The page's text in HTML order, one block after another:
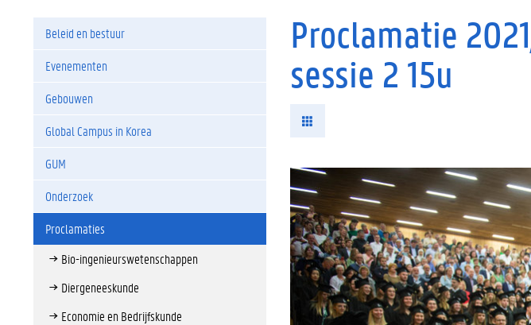
Beleid en bestuur
Evenementen
Gebouwen
Global Campus in Korea
GUM
Onderzoek
Proclamaties
Bio-ingenieurswetenschappen
Diergeneeskunde
Economie en Bedrijfskunde
Proclamatie
sessie 2 15u